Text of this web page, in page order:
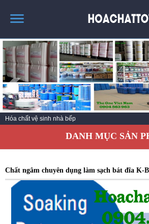
TRANG CHỦ
GIỚI THIỆU
SẢN PHẨM HÓT
KINH NGHIỆM & TIN TỨC
LIÊN HỆ
Hóa chất vệ sinh nhà bếp
DANH MỤC SẢN
Chất ngâm chuyên dụng làm sạch bát đĩa K-